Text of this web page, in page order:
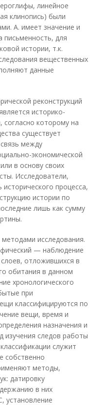
линейное
клинопись) были
А. имеет значение и
письменность, для
истории, т.к.
вещественных
данные
реконструкций
историко-
согласно которому на
существует
между
экономической
в основу своих
Исследователи,
процесса,
истории по
лишь как сумму
исследования.
— наблюдение
отложившихся в
обитания в данном
хронологического
при
классифицируются по
вещи, время и
назначения и
изучения следов работы
служит
собственно
методы,
датировку
в них
установление